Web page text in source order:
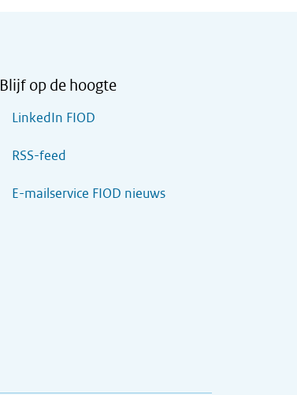
Blijf op de hoogte
LinkedIn FIOD
RSS-feed
E-mailservice FIOD nieuws